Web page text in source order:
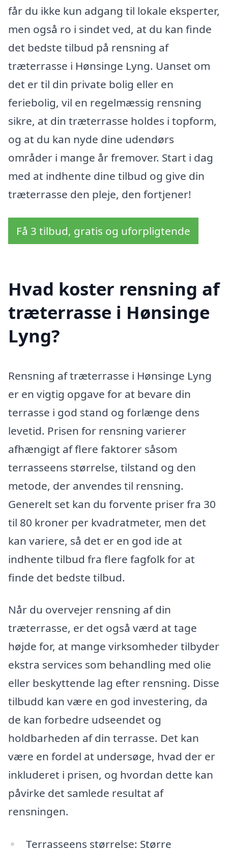
får du ikke kun adgang til lokale eksperter,
men også ro i sindet ved, at du kan finde
det bedste tilbud på rensning af
træterrasse i Hønsinge Lyng. Uanset om
det er til din private bolig eller en
feriebolig, vil en regelmæssig rensning
sikre, at din træterrasse holdes i topform,
og at du kan nyde dine udendørs
områder i mange år fremover. Start i dag
med at indhente dine tilbud og give din
træterrasse den pleje, den fortjener!
Få 3 tilbud, gratis og uforpligtende
Hvad koster rensning af
træterrasse i Hønsinge
Lyng?
Rensning af træterrasse i Hønsinge Lyng
er en vigtig opgave for at bevare din
terrasse i god stand og forlænge dens
levetid. Prisen for rensning varierer
afhængigt af flere faktorer såsom
terrasseens størrelse, tilstand og den
metode, der anvendes til rensning.
Generelt set kan du forvente priser fra 30
til 80 kroner per kvadratmeter, men det
kan variere, så det er en god ide at
indhente tilbud fra flere fagfolk for at
finde det bedste tilbud.
Når du overvejer rensning af din
træterrasse, er det også værd at tage
højde for, at mange virksomheder tilbyder
ekstra services som behandling med olie
eller beskyttende lag efter rensning. Disse
tilbudd kan være en god investering, da
de kan forbedre udseendet og
holdbarheden af din terrasse. Det kan
være en fordel at undersøge, hvad der er
inkluderet i prisen, og hvordan dette kan
påvirke det samlede resultat af
rensningen.
Terrasseens størrelse: Større